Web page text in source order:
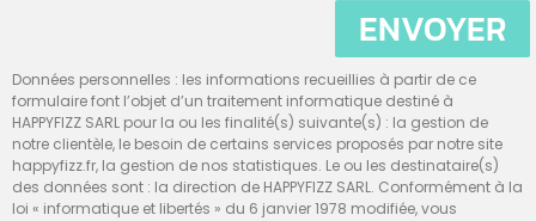
ENVOYER
Données personnelles : les informations recueillies à partir de ce
formulaire font l’objet d’un traitement informatique destiné à
HAPPYFIZZ SARL pour la ou les finalité(s) suivante(s) : la gestion de
notre clientèle, le besoin de certains services proposés par notre site
happyfizz.fr, la gestion de nos statistiques. Le ou les destinataire(s)
des données sont : la direction de HAPPYFIZZ SARL. Conformément à la
loi « informatique et libertés » du 6 janvier 1978 modifiée, vous